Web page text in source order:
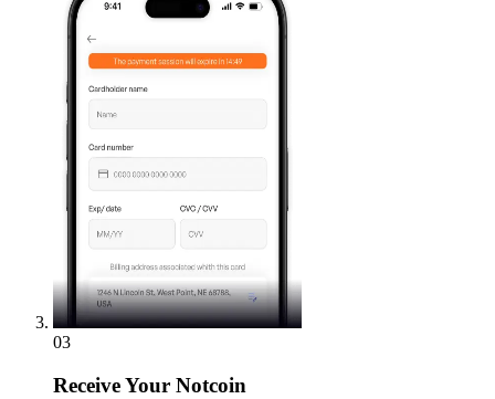
03
ReceiveYour Notcoin